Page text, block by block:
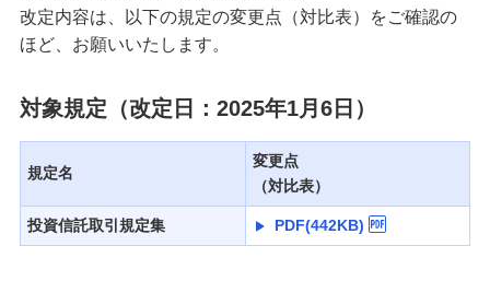
改定内容は、以下の規定の変更点（対比表）をご確認の
ほど、お願いいたします。
対象規定（改定日：2025年1月6日）
規定名
変更点
（対比表）
投資信託取引規定集 PDF(442KB)